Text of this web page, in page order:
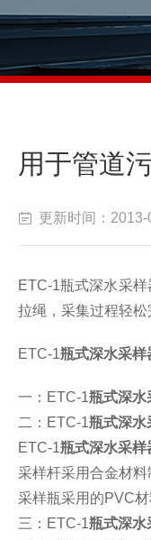
用于管道
更新时间：2013-
ETC-1瓶式深水采
拉绳 ， 采集过程轻松
ETC-1瓶式深水采样
一： ETC-1瓶式深水
二： ETC-1瓶式深水
ETC-1瓶式深水采样
采样杆采用合金材
采样瓶采用的PVC
三： ETC-1瓶式深水